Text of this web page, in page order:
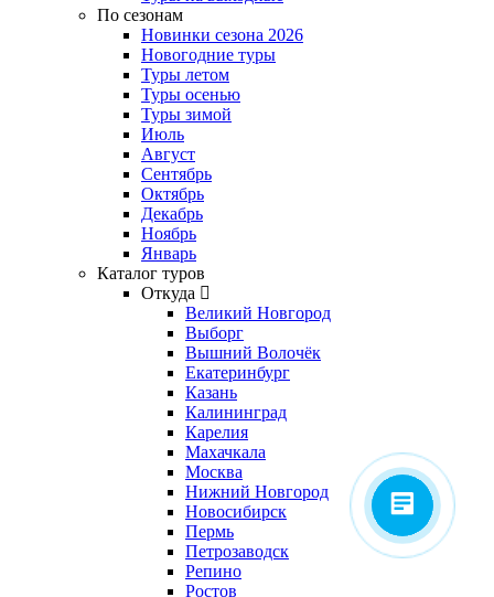
По сезонам
Новинки сезона 2026
Новогодние туры
Туры летом
Туры осенью
Туры зимой
Июль
Август
Сентябрь
Октябрь
Декабрь
Ноябрь
Январь
Каталог туров
Откуда
Великий Новгород
Выборг
Вышний Волочёк
Екатеринбург
Казань
Калининград
Карелия
Махачкала
Москва
Нижний Новгород
Новосибирск
Пермь
Петрозаводск
Репино
Ростов